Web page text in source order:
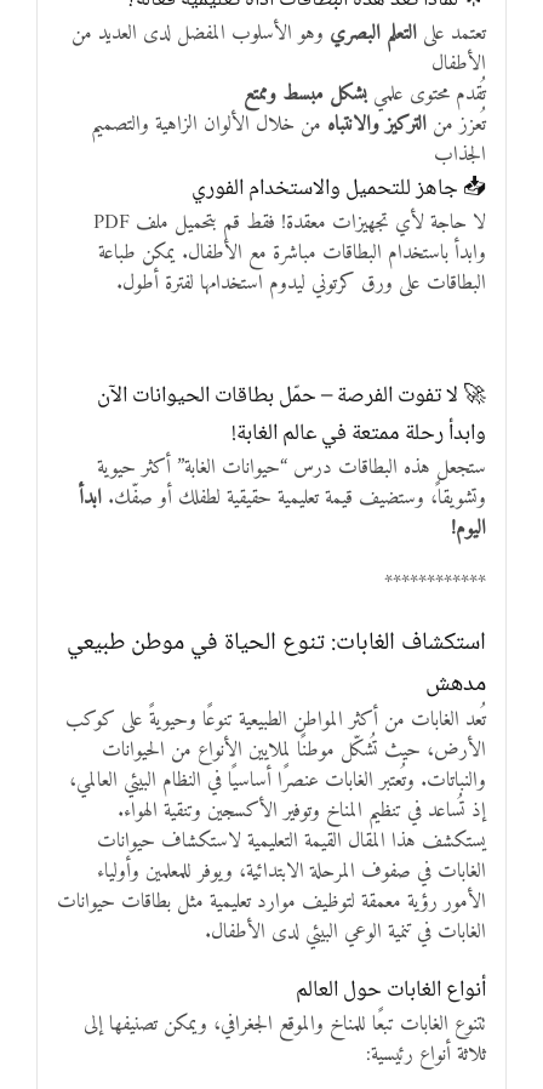
تعتمد على التعلم البصري وهو الأسلوب المفضل لدى العديد من
الأطفال
تُقدم محتوى علميبشكل مبسط وممتع
تُعزز من التركيز والانتباه من خلال الألوان الزاهية والتصميم
الجذاب
📥 جاهز للتحميل والاستخدام الفوري
لا حاجة لأي تجهيزات معقدة! فقط قم بتحميل ملف PDF
وابدأ باستخدام البطاقات مباشرة مع الأطفال. يمكن طباعة
البطاقات على ورق كرتوني ليدوم استخدامها لفترة أطول.
🚀 لا تفوت الفرصة – حمّل بطاقات الحيوانات الآن
وابدأ رحلة ممتعة في عالم الغابة!
ستجعل هذه البطاقات درس “حيوانات الغابة” أكثر حيوية
وتشويقاً، وستضيف قيمة تعليمية حقيقية لطفلك أو صفّك. ابدأ
اليوم!
************
استكشاف الغابات: تنوع الحياة في موطن طبيعي
مدهش
تُعد الغابات من أكثر المواطن الطبيعية تنوعًا وحيويةً على كوكب
الأرض، حيث تُشكّل موطنًا لملايين الأنواع من الحيوانات
والنباتات. وتُعتبر الغابات عنصرًا أساسيًا في النظام البيئي العالمي،
إذ تُساعد في تنظيم المناخ وتوفير الأكسجين وتنقية الهواء.
يستكشف هذا المقال القيمة التعليمية لاستكشاف حيوانات
الغابات في صفوف المرحلة الابتدائية، ويوفر للمعلمين وأولياء
الأمور رؤية معمقة لتوظيف موارد تعليمية مثل بطاقات حيوانات
الغابات في تنمية الوعي البيئي لدى الأطفال.
أنواع الغابات حول العالم
تتنوع الغابات تبعًا للمناخ والموقع الجغرافي، ويمكن تصنيفها إلى
ثلاثة أنواع رئيسية: